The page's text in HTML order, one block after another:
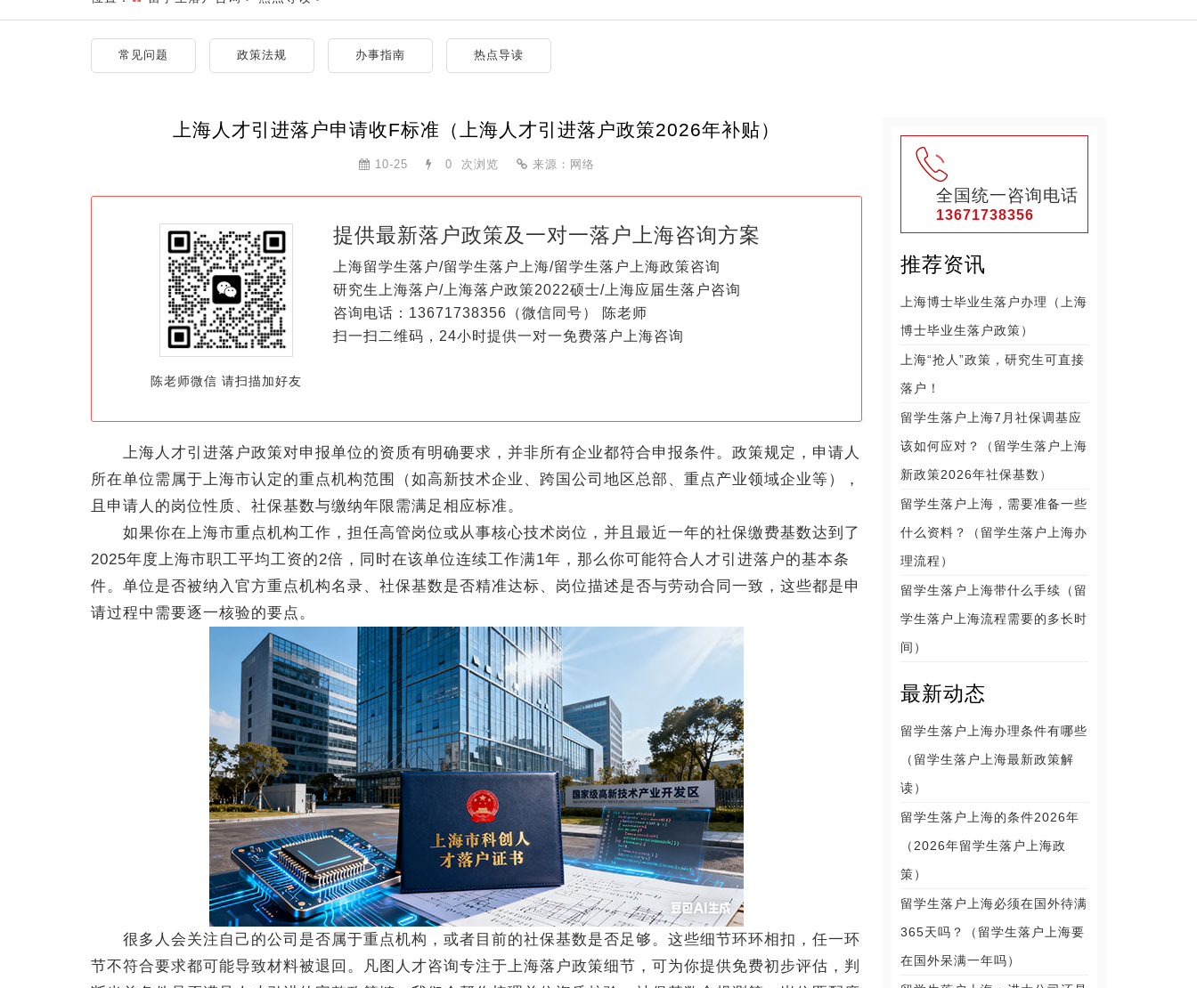
常见问题 政策法规 办事指南 热点导读
上海人才引进落户申请收F标准（上海人才引进落户政策2026年补贴）
10-25 0 次浏览 来源：网络
陈老师微信 请扫描加好友
提供最新落户政策及一对一落户上海咨询方案
上海留学生落户/留学生落户上海/留学生落户上海政策咨询
研究生上海落户/上海落户政策2022硕士/上海应届生落户咨询
咨询电话：13671738356（微信同号） 陈老师
扫一扫二维码，24小时提供一对一免费落户上海咨询
上海人才引进落户政策对申报单位的资质有明确要求，并非所有企业都符合申报条件。政策规定，申请人
所在单位需属于上海市认定的重点机构范围（如高新技术企业、跨国公司地区总部、重点产业领域企业等），
且申请人的岗位性质、社保基数与缴纳年限需满足相应标准。
如果你在上海市重点机构工作，担任高管岗位或从事核心技术岗位，并且最近一年的社保缴费基数达到了
2025年度上海市职工平均工资的2倍，同时在该单位连续工作满1年，那么你可能符合人才引进落户的基本条
件。单位是否被纳入官方重点机构名录、社保基数是否精准达标、岗位描述是否与劳动合同一致，这些都是申
请过程中需要逐一核验的要点。
很多人会关注自己的公司是否属于重点机构，或者目前的社保基数是否足够。这些细节环环相扣，任一环
节不符合要求都可能导致材料被退回。凡图人才咨询专注于上海落户政策细节，可为你提供免费初步评估，判
全国统一咨询电话
13671738356
推荐资讯
上海博士毕业生落户办理（上海
博士毕业生落户政策）
上海“抢人”政策，研究生可直接
落户！
留学生落户上海7月社保调基应
该如何应对？（留学生落户上海
新政策2026年社保基数）
留学生落户上海，需要准备一些
什么资料？（留学生落户上海办
理流程）
留学生落户上海带什么手续（留
学生落户上海流程需要的多长时
间）
最新动态
留学生落户上海办理条件有哪些
（留学生落户上海最新政策解
读）
留学生落户上海的条件2026年
（2026年留学生落户上海政
策）
留学生落户上海必须在国外待满
365天吗？（留学生落户上海要
在国外呆满一年吗）